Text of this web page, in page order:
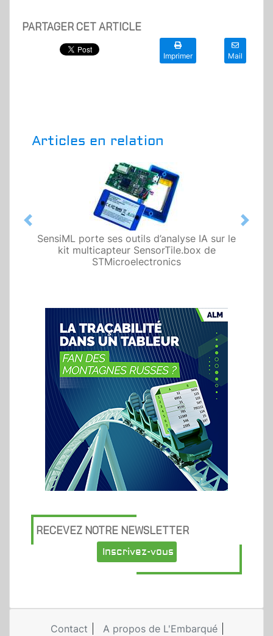
PARTAGER CET ARTICLE
Imprimer Mail
Articles en relation
SensiML porte ses outils d’analyse IA sur le
kit multicapteur SensorTile.box de
STMicroelectronics
Previous Next
RECEVEZ NOTRE NEWSLETTER
Inscrivez-vous
Contact
A propos de L'Embarqué